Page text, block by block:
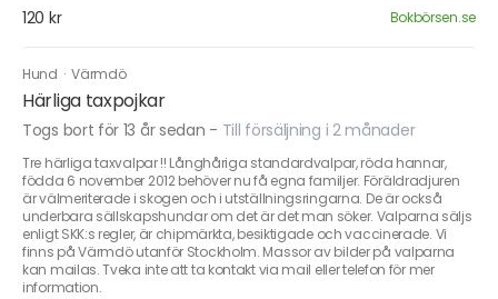
120 kr Bokbörsen.se
Hund ·Värmdö
Härliga taxpojkar
Togs bort för 13 år sedan - Till försäljning i 2 månader
Tre härliga taxvalpar !! Långhåriga standardvalpar, röda hannar,
födda 6 november 2012 behöver nu få egna familjer. Föräldradjuren
är välmeriterade i skogen och i utställningsringarna. De är också
underbara sällskapshundar om det är det man söker. Valparna säljs
enligt SKK:s regler, är chipmärkta, besiktigade och vaccinerade. Vi
finns på Värmdö utanför Stockholm. Massor av bilder på valparna
kan mailas. Tveka inte att ta kontakt via mail eller telefon för mer
information.